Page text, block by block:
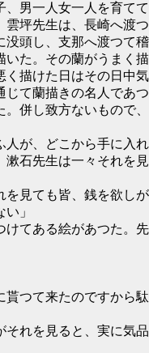
、男一人女一人を育てて
雲坪先生は、長崎へ渡つ
没頭し、支那へ渡つて稽
いた。その蘭がうまく描
く描けた日はその日中気
じて蘭描きの名人であつ
併し致方ないもので、
が、どこから手に入れ
漱石先生は一々それを見
を見ても皆、銭を欲しが
」
けてある絵があつた。先
貰つて来たのですから駄
それを見ると、実に気品